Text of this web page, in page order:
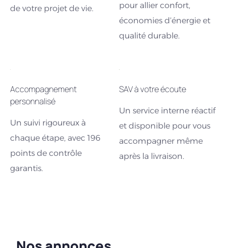
de votre projet de vie.
pour allier confort,
économies d’énergie et
qualité durable.
Accompagnement
personnalisé
Un suivi rigoureux à
chaque étape, avec 196
points de contrôle
garantis.
SAV à votre écoute
Un service interne réactif
et disponible pour vous
accompagner même
après la livraison.